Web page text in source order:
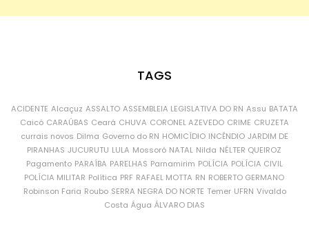
TAGS
ACIDENTE Alcaçuz ASSALTO ASSEMBLEIA LEGISLATIVA DO RN Assu BATATA
Caicó CARAÚBAS Ceará CHUVA CORONEL AZEVEDO CRIME CRUZETA
currais novos Dilma Governo do RN HOMICÍDIO INCÊNDIO JARDIM DE
PIRANHAS JUCURUTU LULA Mossoró NATAL Nilda NÉLTER QUEIROZ
Pagamento PARAÍBA PARELHAS Parnamirim POLÍCIA POLÍCIA CIVIL
POLÍCIA MILITAR Política PRF RAFAEL MOTTA RN ROBERTO GERMANO
Robinson Faria Roubo SERRA NEGRA DO NORTE Temer UFRN Vivaldo
Costa Água ÁLVARO DIAS